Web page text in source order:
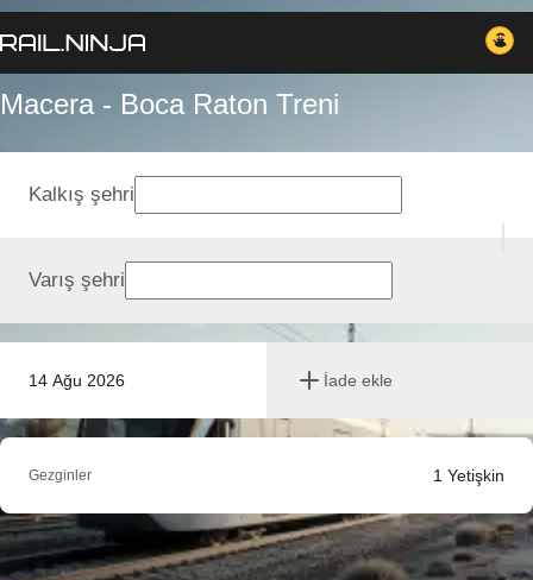
Macera - Boca Raton Treni
14 Ağu 2026 İade ekle
Kalkış şehri
Varış şehri
Gezginler 1 Yetişkin